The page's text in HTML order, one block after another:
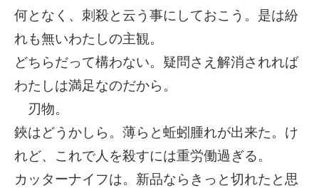
何となく、刺殺と云う事にしておこう。是は紛
れも無いわたしの主観。
どちらだって構わない。疑問さえ解消されれば
わたしは満足なのだから。
刃物。
鋏はどうかしら。薄らと蚯蚓腫れが出来た。け
れど、これで人を殺すには重労働過ぎる。
カッターナイフは。新品ならきっと切れたと思